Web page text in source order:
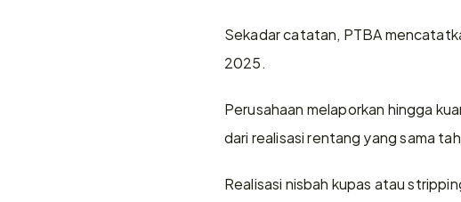
Sekadar catatan, PTBA
2025.
Perusahaan melaporkan hingga
dari realisasi rentang yang sama
Realisasi nisbah kupas atau